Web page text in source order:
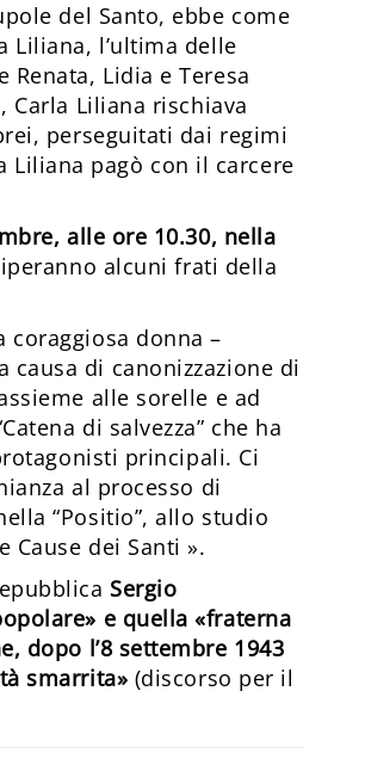
del Santo, ebbe come
Liliana, l’ultima delle
Lidia e Teresa
Carla Liliana rischiava
perseguitati dai regimi
pagò con il carcere
alle ore 10.30, nella
alcuni frati della
donna –
causa di canonizzazione di
alle sorelle e ad
di salvezza” che ha
principali. Ci
al processo di
“Positio”, allo studio
dei Santi ».
Sergio
e quella «fraterna
dopo l’8 settembre 1943
smarrita» (discorso per il